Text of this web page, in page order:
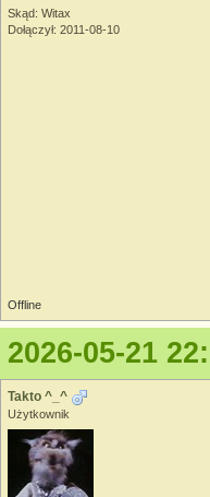
Skąd: Witax
Dołączył: 2011-08-10
Offline
2026-05-21
Takto ^_^
Użytkownik